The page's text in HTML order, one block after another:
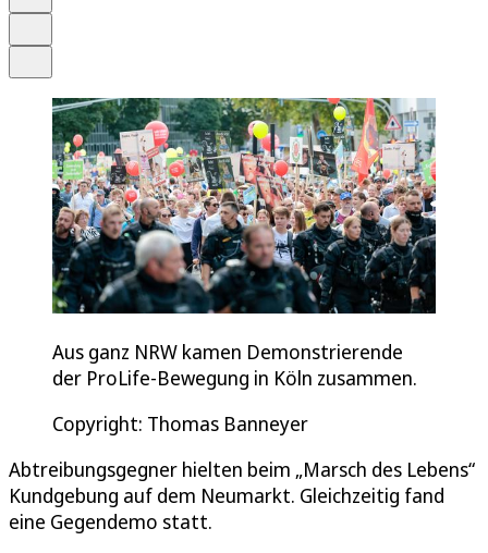
Aus ganz NRW kamen Demonstrierende
der ProLife-Bewegung in Köln zusammen.
Copyright: Thomas Banneyer
Abtreibungsgegner hielten beim „Marsch des Lebens“
Kundgebung auf dem Neumarkt. Gleichzeitig fand
eine Gegendemo statt.